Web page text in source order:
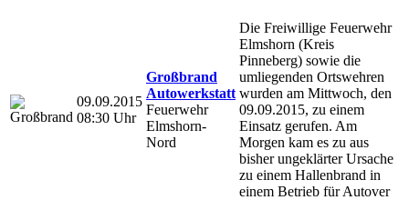
09.09.2015
08:30 Uhr
Großbrand
Autowerkstatt
Feuerwehr
Elmshorn-
Nord
Die Freiwillige Feuerwehr
Elmshorn (Kreis
Pinneberg) sowie die
umliegenden Ortswehren
wurden am Mittwoch, den
09.09.2015, zu einem
Einsatz gerufen. Am
Morgen kam es zu aus
bisher ungeklärter Ursache
zu einem Hallenbrand in
einem Betrieb für Autover